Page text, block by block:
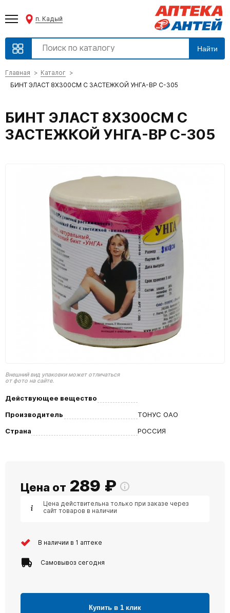
п. Кадый
Найти
Главная
Каталог
БИНТ ЭЛАСТ 8Х300СМ С ЗАСТЕЖКОЙ УНГА-ВР С-305
БИНТ ЭЛАСТ 8Х300СМ С
ЗАСТЕЖКОЙ УНГА-ВР С-305
Внешний вид упаковки может отличаться
от фото на сайте.
Действующее вещество
Производитель
ТОНУС ОАО
Страна
РОССИЯ
Цена от 289 ₽
Цена действительна только при заказе через
сайт товаров в наличии
В наличии в 1 аптеке
Самовывоз сегодня
Купить в 1 клик